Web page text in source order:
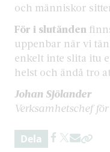
och människor
För i slutänden
uppenbar när vi
enkelt inte slita itu
helst och ändå tro
Johan Sjölander
Verksamhetschef
Dela